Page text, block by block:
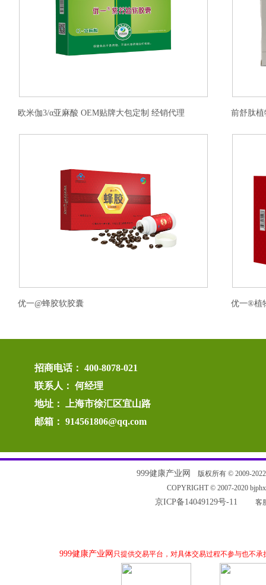
欧米伽3/α亚麻酸 OEM贴牌大包定制 经销代理 前舒肽
优一@蜂胶软胶囊 优一®植
招商电话： 400-8078-021
联系人： 何经理
地址： 上海市徐汇区宜山路
邮箱： 914561806@qq.com
999健康产业网
版权所有 © 2009-2022
COPYRIGHT © 2007-2020
京ICP备14049129号-11 客
999健康产业网 只提供交易平台，对具体交易过程不参与也不